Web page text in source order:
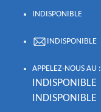
INDISPONIBLE
INDISPONIBLE
APPELEZ-NOUS AU :
INDISPONIBLE
INDISPONIBLE